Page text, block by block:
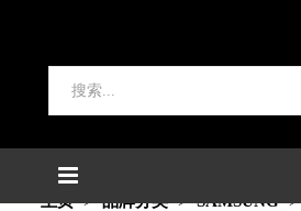
主页 品牌分类 SAMSUNG